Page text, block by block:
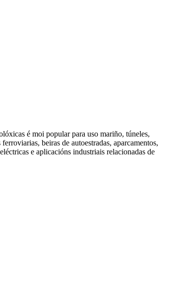
é moi popular para uso mariño, túneles,
beiras de autoestradas, aparcamentos,
e aplicacións industriais relacionadas de